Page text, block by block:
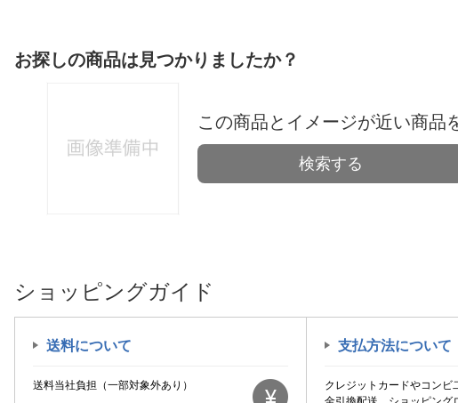
お探しの商品は見つかりましたか？
この商品とイメージが近い商品
検索する
ショッピングガイド
送料について
送料当社負担（一部対象外あり）
支払方法について
クレジットカードやコンビ